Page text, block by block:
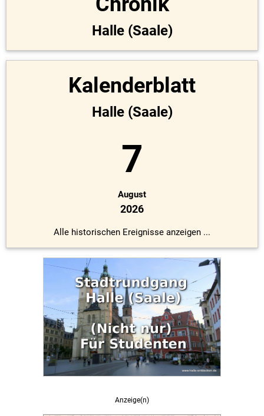
Halle (Saale)
Kalenderblatt
Halle (Saale)
7
August
2026
Alle historischen Ereignisse anzeigen ...
Anzeige(n)